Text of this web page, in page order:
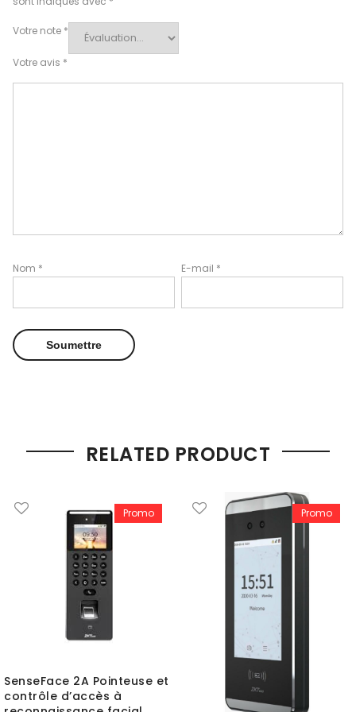
Votre note *
Votre avis *
Nom * E-mail *
RELATED PRODUCT
Promo
SenseFace 2A Pointeuse et
contrôle d’accès à
Promo